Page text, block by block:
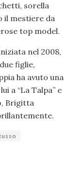
sorella
il mestiere da
top model.
nel 2008,
figlie,
ha avuto una
a “La Talpa” e
Brigitta